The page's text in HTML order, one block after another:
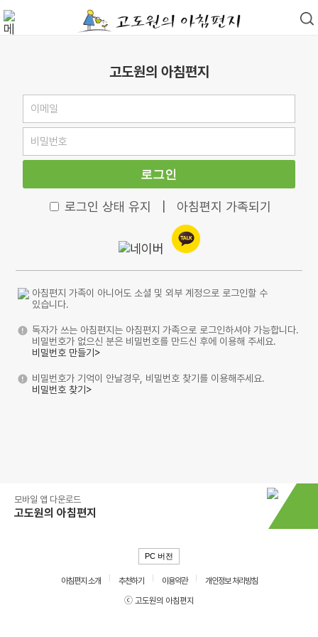
고도원의 아침편지
로그인
로그인 상태 유지 아침편지 가족되기
아침편지 가족이 아니어도 소셜 및 외부 계정으로 로그인할 수
있습니다.
독자가 쓰는 아침편지는 아침편지 가족으로 로그인하셔야 가능합니다.
비밀번호가 없으신 분은 비밀번호를 만드신 후에 이용해 주세요.
비밀번호 만들기>
비밀번호가 기억이 안날경우, 비밀번호 찾기를 이용해주세요.
비밀번호 찾기>
모바일 앱 다운로드
고도원의 아침편지
PC 버전
아침편지 소개 추천하기 이용약관
개인정보 처리방침
ⓒ 고도원의 아침편지